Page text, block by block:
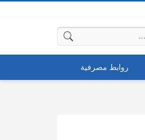
روابط مصرفية